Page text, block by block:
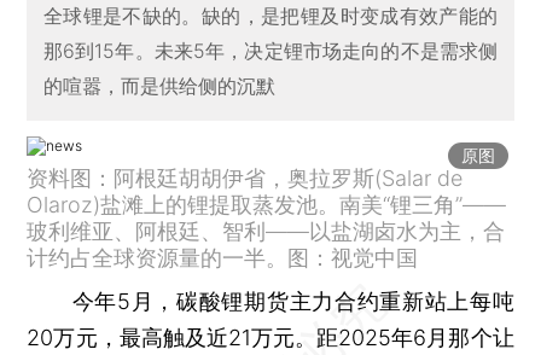
个，二等奖4个，三等奖2个；成果在找矿勘查、稀有、稀土
及稀散金属新能新材资源开发利用、城市建设规划、抗震减
灾方面得到转化应用；带领团队在甲基卡新发现氧化锂88万
新兴能源基地提供了保障。
全球锂是不缺的。缺的，是把锂及时变成有效产能的
那6到15年。未来5年，决定锂市场走向的不是需求侧
的喧嚣，而是供给侧的沉默
原图
资料图：阿根廷胡胡伊省，奥拉罗斯(Salar de
Olaroz)盐滩上的锂提取蒸发池。南美“锂三角”——
玻利维亚、阿根廷、智利——以盐湖卤水为主，合
计约占全球资源量的一半。图：视觉中国
今年5月，碳酸锂期货主力合约重新站上每吨
20万元，最高触及近21万元。距2025年6月那个让